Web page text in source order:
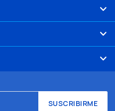
SUSCRIBIRME